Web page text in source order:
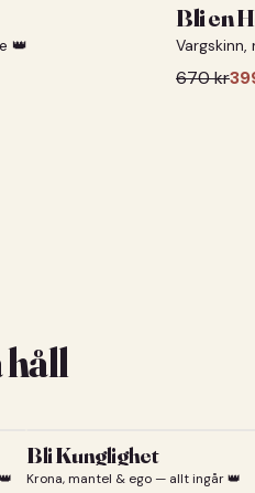
👑
Bli en
670kr
Bli Kunglighet
Krona, mantel & ego — allt ingår 👑